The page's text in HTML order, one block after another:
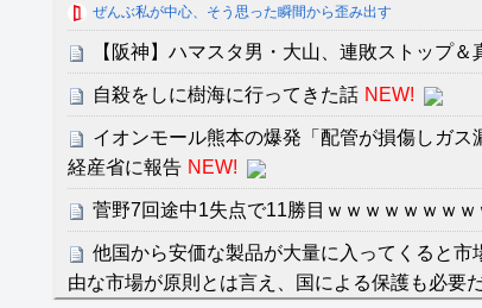
ぜんぶ私が中心、そう思った瞬間から歪み出す
【阪神】ハマスタ男・大山、連敗ストップ
自殺をしに樹海に行ってきた話 NEW!
イオンモール熊本の爆発「配管が損傷しガス
経産省に報告 NEW!
菅野7回途中1失点で11勝目ｗｗｗｗｗｗｗｗ
他国から安価な製品が大量に入ってくると市
由な市場が原則とは言え、国による保護も必要